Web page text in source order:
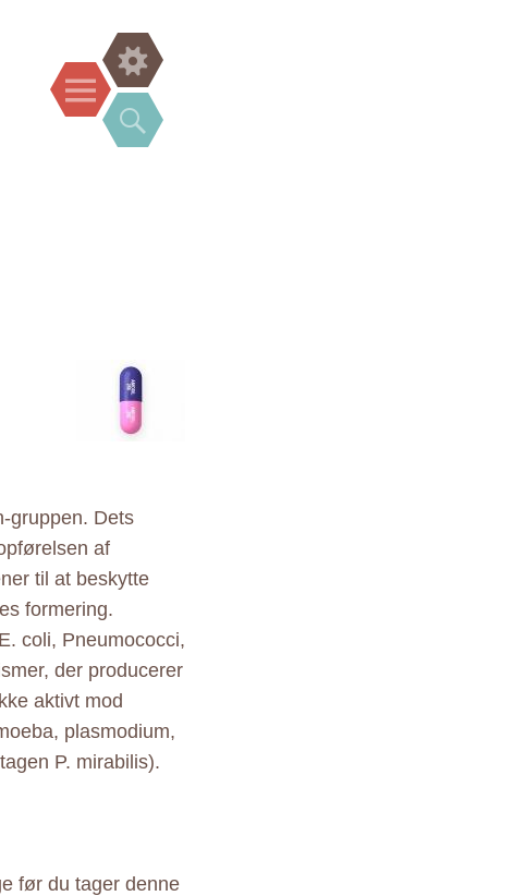
Menu
Widgets
Search
gruppen. Dets
af
til at beskytte
formering.
coli, Pneumococci,
der producerer
aktivt mod
plasmodium,
P. mirabilis).
før du tager denne